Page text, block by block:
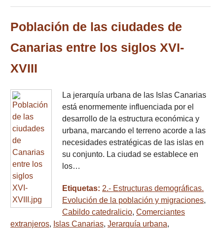
Población de las ciudades de
Canarias entre los siglos XVI-
XVIII
La jerarquía urbana de las Islas Canarias
está enormemente influenciada por el
desarrollo de la estructura económica y
urbana, marcando el terreno acorde a las
necesidades estratégicas de las islas en
su conjunto. La ciudad se establece en
los…
Etiquetas: 2.- Estructuras demográficas.
Evolución de la población y migraciones,
Cabildo catedralicio, Comerciantes
extranjeros, Islas Canarias, Jerarquía urbana,